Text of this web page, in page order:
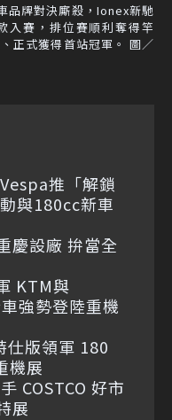
品牌對決廝殺，Ionex新馳
入賽，排位賽順利奪得竿
正式獲得首站冠軍。 圖／
推「解鎖
與180cc新車
慶設廠 拚當全
KTM與
強勢登陸重機
仕版領軍 180
機展
COSTCO 好市
展